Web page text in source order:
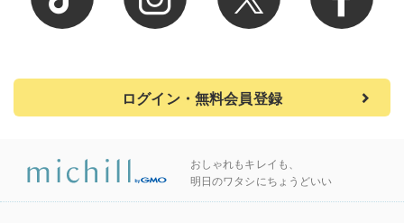
ログイン・無料会員登録
おしゃれもキレイも、
明日のワタシにちょうどいい